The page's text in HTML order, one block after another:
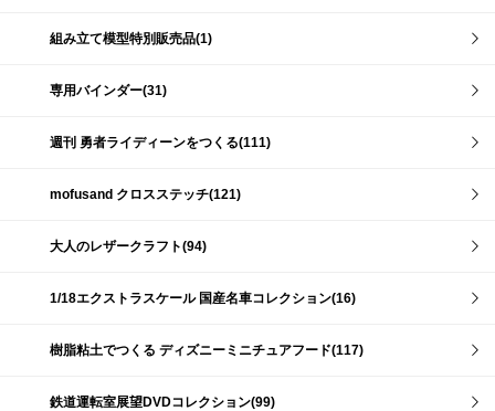
組み立て模型特別販売品(1)
専用バインダー(31)
週刊 勇者ライディーンをつくる(111)
mofusand クロスステッチ(121)
大人のレザークラフト(94)
1/18エクストラスケール 国産名車コレクション(16)
樹脂粘土でつくる ディズニーミニチュアフード(117)
鉄道運転室展望DVDコレクション(99)